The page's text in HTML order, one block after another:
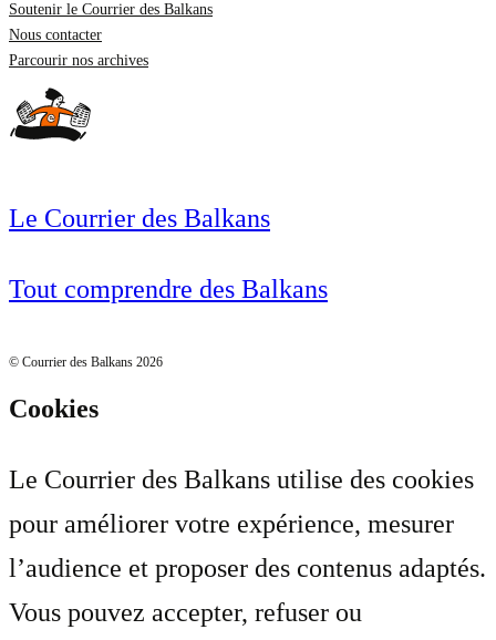
Soutenir le Courrier des Balkans
Nous contacter
Parcourir nos archives
Le Courrier des Balkans
Tout comprendre des Balkans
© Courrier des Balkans 2026
Cookies
Le Courrier des Balkans utilise des cookies
pour améliorer votre expérience, mesurer
l’audience et proposer des contenus adaptés.
Vous pouvez accepter, refuser ou